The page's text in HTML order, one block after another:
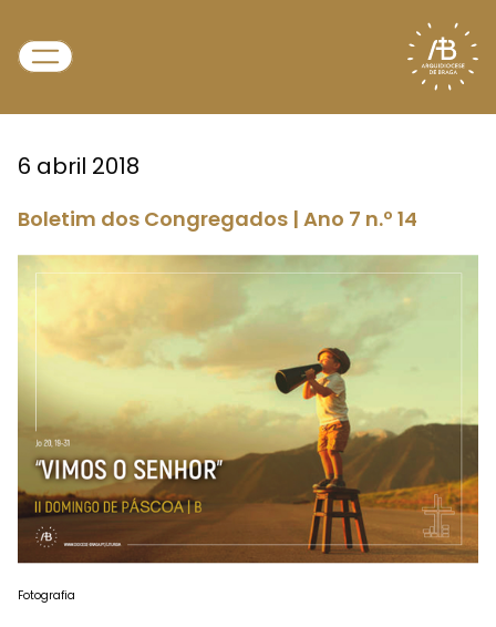
6 abril 2018
Boletim dos Congregados | Ano 7 n.º 14
Fotografia